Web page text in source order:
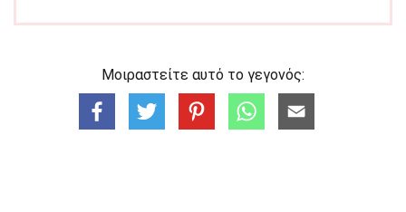
Μοιραστείτε αυτό το γεγονός: